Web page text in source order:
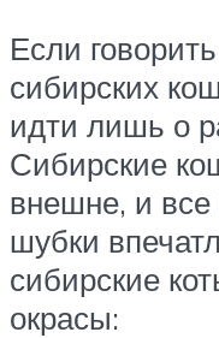
Если
сибирских
идти лишь о
Сибирские
внешне, и
шубки
сибирские
окрасы: